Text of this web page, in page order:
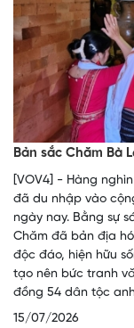
Bản sắc Chăm Bà
[VOV4] - Hàng
đã du nhập vào
ngày nay. Bằng sự
Chăm đã bản địa
độc đáo, hiện hữu
tạo nên bức tranh
đồng 54 dân tộc
15/07/2026